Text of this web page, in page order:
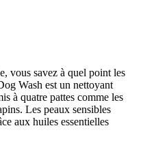
vous savez à quel point les
Wash est un nettoyant
à quatre pattes comme les
Les peaux sensibles
aux huiles essentielles